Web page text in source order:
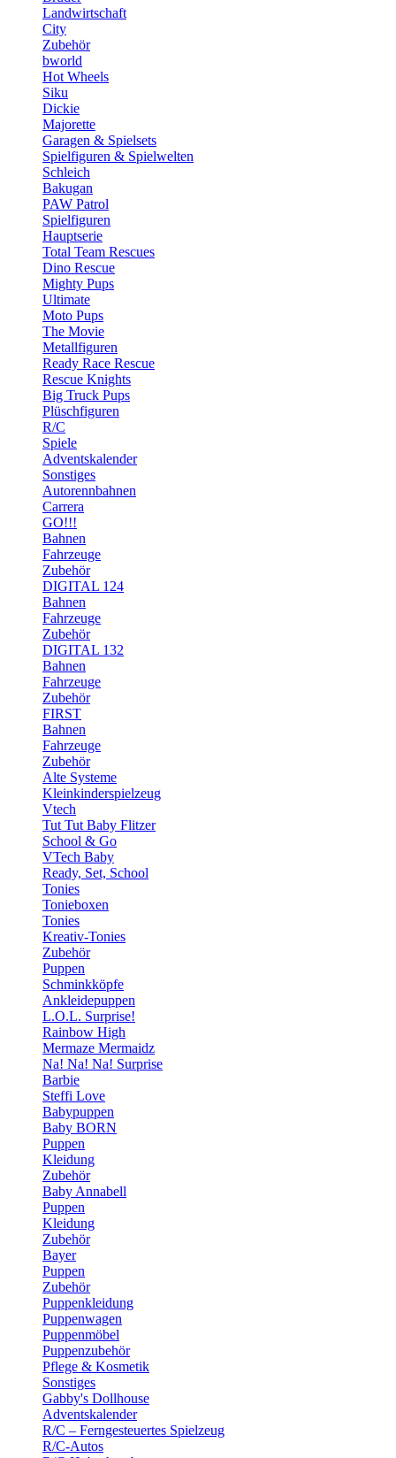
Landwirtschaft
City
Zubehör
bworld
Hot Wheels
Siku
Dickie
Majorette
Garagen & Spielsets
Spielfiguren & Spielwelten
Schleich
Bakugan
PAW Patrol
Spielfiguren
Hauptserie
Total Team Rescues
Dino Rescue
Mighty Pups
Ultimate
Moto Pups
The Movie
Metallfiguren
Ready Race Rescue
Rescue Knights
Big Truck Pups
Plüschfiguren
R/C
Spiele
Adventskalender
Sonstiges
Autorennbahnen
Carrera
GO!!!
Bahnen
Fahrzeuge
Zubehör
DIGITAL 124
Bahnen
Fahrzeuge
Zubehör
DIGITAL 132
Bahnen
Fahrzeuge
Zubehör
FIRST
Bahnen
Fahrzeuge
Zubehör
Alte Systeme
Kleinkinderspielzeug
Vtech
Tut Tut Baby Flitzer
School & Go
VTech Baby
Ready, Set, School
Tonies
Tonieboxen
Tonies
Kreativ-Tonies
Zubehör
Puppen
Schminkköpfe
Ankleidepuppen
L.O.L. Surprise!
Rainbow High
Mermaze Mermaidz
Na! Na! Na! Surprise
Barbie
Steffi Love
Babypuppen
Baby BORN
Puppen
Kleidung
Zubehör
Baby Annabell
Puppen
Kleidung
Zubehör
Bayer
Puppen
Zubehör
Puppenkleidung
Puppenwagen
Puppenmöbel
Puppenzubehör
Pflege & Kosmetik
Sonstiges
Gabby's Dollhouse
Adventskalender
R/C – Ferngesteuertes Spielzeug
R/C-Autos